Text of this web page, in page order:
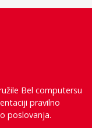
Bel computersu
pravilno
poslovanja.